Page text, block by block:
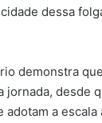
dessa
demonstra
jornada, desde
a escala